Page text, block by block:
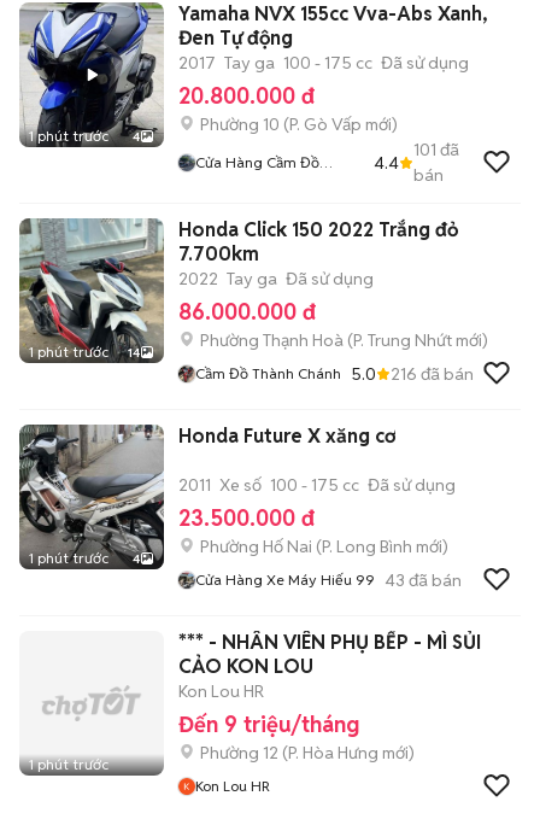
1 phút trước 4
Yamaha NVX 155cc Vva-Abs Xanh,
Đen Tự động
2017 Tay ga 100 - 175 cc Đã sử dụng
20.800.000 đ
Phường 10 (P. Gò Vấp mới)
Cửa Hàng Cầm Đồ
4.4
101 đã
bán
1 phút trước 14
Honda Click 150 2022 Trắng đỏ
7.700km
2022 Tay ga Đã sử dụng
86.000.000 đ
Phường Thạnh Hoà (P. Trung Nhứt mới)
Cầm Đồ Thành Chánh 5.0 216 đã bán
1 phút trước 4
Honda Future X xăng cơ
2011 Xe số 100 - 175 cc Đã sử dụng
23.500.000 đ
Phường Hố Nai (P. Long Bình mới)
Cửa Hàng Xe Máy Hiếu 99 43 đã bán
1 phút trước
*** - NHÂN VIÊN PHỤ BẾP - MÌ SỦI
CẢO KON LOU
Kon Lou HR
Đến 9 triệu/tháng
Phường 12 (P. Hòa Hưng mới)
Kon Lou HR